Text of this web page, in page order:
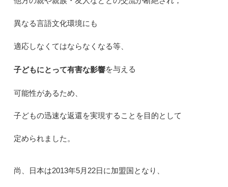
異なる言語文化環境にも
適応しなくてはならなくなる等、
子どもにとって有害な影響を与える
可能性があるため、
子どもの迅速な返還を実現することを目的として
定められました。
尚、日本は2013年5月22日に加盟国となり、